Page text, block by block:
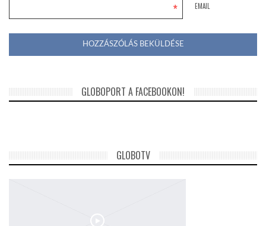
EMAIL
*
GLOBOPORT A FACEBOOKON!
GLOBOTV